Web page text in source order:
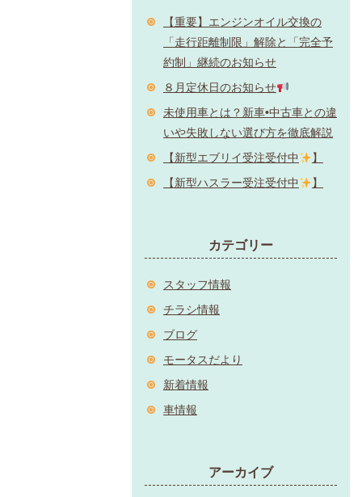
【重要】エンジンオイル交換の
「走行距離制限」解除と「完全予
約制」継続のお知らせ
８月定休日のお知らせ
未使用車とは？新車•中古車との違
いや失敗しない選び方を徹底解説
【新型エブリイ受注受付中
】
【新型ハスラー受注受付中
】
カテゴリー
スタッフ情報
チラシ情報
ブログ
モータスだより
新着情報
車情報
アーカイブ